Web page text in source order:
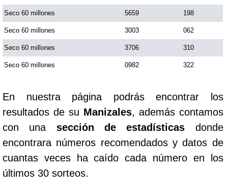
Seco 60 millones 5659 198
Seco 60 millones 3003 062
Seco 60 millones 3706 310
Seco 60 millones 0982 322
En nuestra página podrás encontrar los
resultados de su Manizales, además contamos
con una sección de estadísticas donde
encontrara números recomendados y datos de
cuantas veces ha caído cada número en los
últimos 30 sorteos.